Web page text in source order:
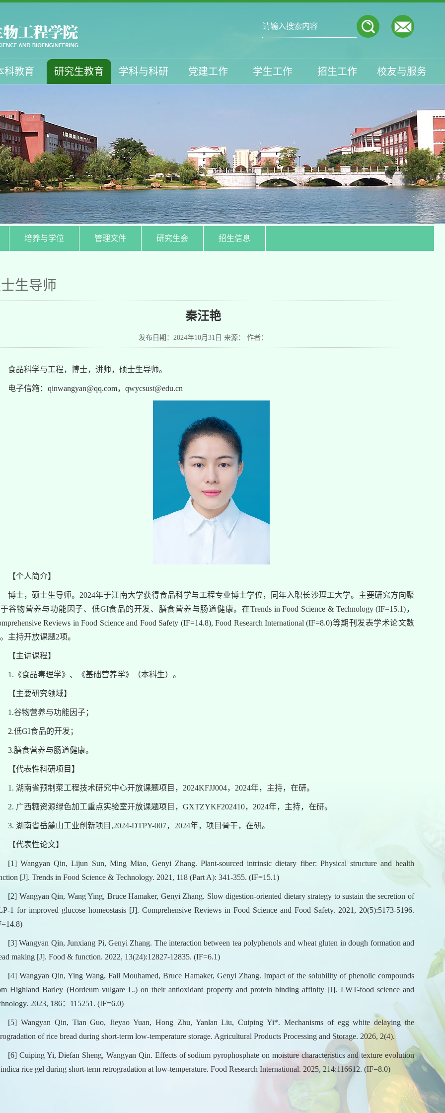
科教育 研究生教育 学科与科研 党建工作 学生工作 招生工作 校友与服务
培养与学位 管理文件 研究生会 招生信息
生导师
秦汪艳
发布日期：2024年10月31日 来源： 作者：
食品科学与工程，博士，讲师，硕士生导师。
电子信箱：qinwangyan@qq.com， qwycsust@edu.cn
【个人简介】
博士，硕士生导师。2024年于江南大学获得食品科学与工程专业博士学位，同年入职长沙理工大学。主要研究方向聚
谷物营养与功能因子、低GI食品的开发、膳食营养与肠道健康。在Trends in Food Science & Technology (IF=15.1)，
Reviews in Food Science and Food Safety (IF=14.8), Food Research International (IF=8.0)等期刊发表学术论文数
主持开放课题2项。
【主讲课程】
1.《食品毒理学》、《基础营养学》（本科生）。
【主要研究领域】
1.谷物营养与功能因子；
2.低GI食品的开发；
3.膳食营养与肠道健康。
【代表性科研项目】
1. 湖南省预制菜工程技术研究中心开放课题项目，2024KFJJ004，2024年，主持，在研。
2. 广西糖资源绿色加工重点实验室开放课题项目，GXTZYKF202410，2024年，主持，在研。
3. 湖南省岳麓山工业创新项目,2024-DTPY-007，2024年，项目骨干，在研。
【代表性论文】
[1] Wangyan Qin, Lijun Sun, Ming Miao, Genyi Zhang. Plant-sourced intrinsic dietary fiber: Physical structure and health
[J]. Trends in Food Science & Technology. 2021, 118 (Part A): 341-355. (IF=15.1)
[2] Wangyan Qin, Wang Ying, Bruce Hamaker, Genyi Zhang. Slow digestion-oriented dietary strategy to sustain the secretion of
1 for improved glucose homeostasis [J]. Comprehensive Reviews in Food Science and Food Safety. 2021, 20(5):5173-5196.
[3] Wangyan Qin, Junxiang Pi, Genyi Zhang. The interaction between tea polyphenols and wheat gluten in dough formation and
making [J]. Food & function. 2022, 13(24):12827-12835. (IF=6.1)
[4] Wangyan Qin, Ying Wang, Fall Mouhamed, Bruce Hamaker, Genyi Zhang. Impact of the solubility of phenolic compounds
Highland Barley (Hordeum vulgare L.) on their antioxidant property and protein binding affinity [J]. LWT-food science and
2023, 186：115251. (IF=6.0)
[5] Wangyan Qin, Tian Guo, Jieyao Yuan, Hong Zhu, Yanlan Liu, Cuiping Yi*. Mechanisms of egg white delaying the
of rice bread during short-term low-temperature storage. Agricultural Products Processing and Storage. 2026, 2(4).
[6] Cuiping Yi, Diefan Sheng, Wangyan Qin. Effects of sodium pyrophosphate on moisture characteristics and texture evolution
rice gel during short-term retrogradation at low-temperature. Food Research International. 2025, 214:116612. (IF=8.0)